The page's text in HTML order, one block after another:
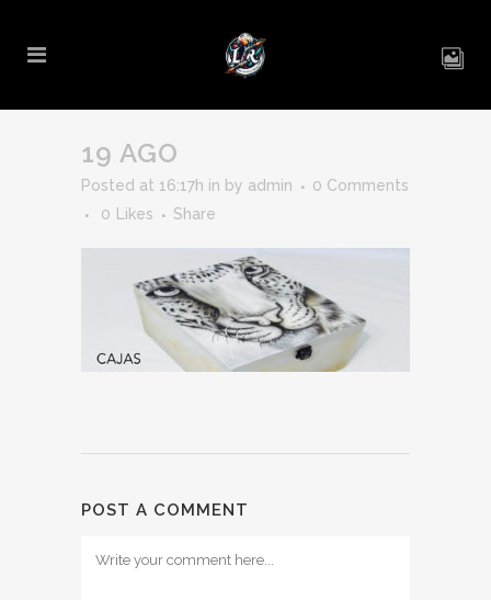
19 AGO
Posted at 16:17h in by admin
0 Comments
0
Likes Share
POST A COMMENT